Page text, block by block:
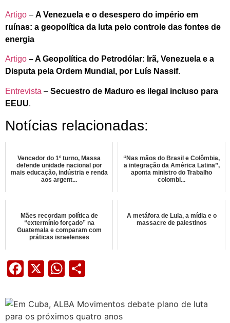
Artigo – A Venezuela e o desespero do império em
ruínas: a geopolítica da luta pelo controle das fontes de
energia
Artigo – A Geopolítica do Petrodólar: Irã, Venezuela e a
Disputa pela Ordem Mundial, por Luís Nassif.
Entrevista – Secuestro de Maduro es ilegal incluso para
EEUU.
Notícias relacionadas:
Vencedor do 1º turno, Massa
defende unidade nacional por
mais educação, indústria e renda
aos argent...
“Nas mãos do Brasil e Colômbia,
a integração da América Latina”,
aponta ministro do Trabalho
colombi...
Mães recordam política de
“extermínio forçado” na
Guatemala e comparam com
práticas israelenses
A metáfora de Lula, a mídia e o
massacre de palestinos
Facebook
X WhatsApp